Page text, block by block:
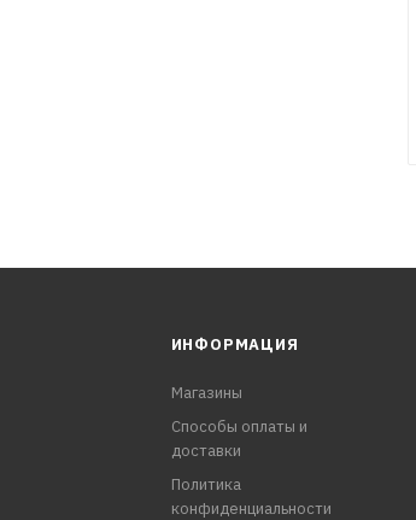
ИНФОРМАЦИЯ
Магазины
Способы оплаты и
доставки
Политика
конфиденциальности